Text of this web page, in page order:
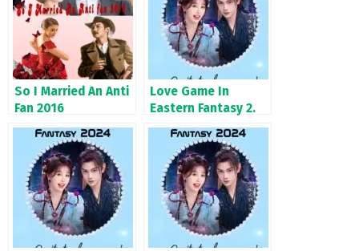
So I Married An Anti
Fan 2016
Love Game In
Eastern Fantasy 2.
Bölüm